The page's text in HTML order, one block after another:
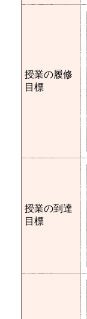
授業の履修
目標
授業の到達
目標